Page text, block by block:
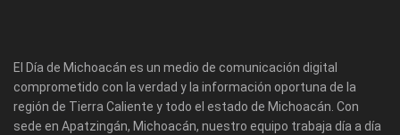
El Día de Michoacán es un medio de comunicación digital
comprometido con la verdad y la información oportuna de la
región de Tierra Caliente y todo el estado de Michoacán. Con
sede en Apatzingán, Michoacán, nuestro equipo trabaja día a día